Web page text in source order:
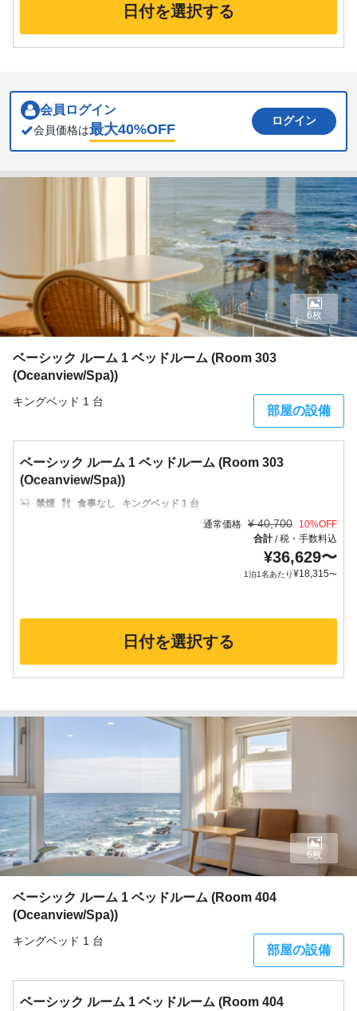
日付を選択する
会員ログイン
会員価格は最大40%OFF
ログイン
ベーシック ルーム 1 ベッドルーム (Room 303
(Oceanview/Spa))
キングベッド 1 台
部屋の設備
6枚
ベーシック ルーム 1 ベッドルーム (Room 303
(Oceanview/Spa))
禁煙 食事なし
キングベッド 1 台
通常価格 ¥ 40,700 10%OFF
合計/税・手数料込
¥36,629〜
1泊1名あたり¥18,315〜
日付を選択する
ベーシック ルーム 1 ベッドルーム (Room 404
(Oceanview/Spa))
キングベッド 1 台
部屋の設備
6枚
ベーシック ルーム 1 ベッドルーム (Room 404